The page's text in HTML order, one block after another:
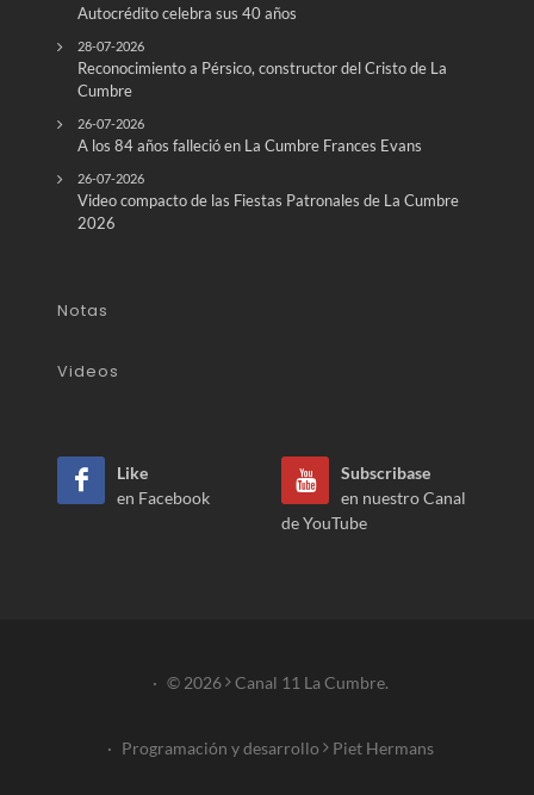
Autocrédito celebra sus 40 años
28-07-2026
Reconocimiento a Pérsico, constructor del Cristo de La
Cumbre
26-07-2026
A los 84 años falleció en La Cumbre Frances Evans
26-07-2026
Video compacto de las Fiestas Patronales de La Cumbre
2026
Notas
Videos
Like
en Facebook
Subscribase
en nuestro Canal
de YouTube
· © 2026 Canal 11 La Cumbre.
· Programación y desarrollo Piet Hermans